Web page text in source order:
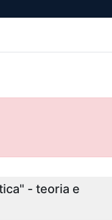
portale della
e Collegi